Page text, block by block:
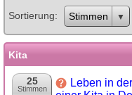
Sortierung Stimmen
Kita
25
Stimmen
Leben in